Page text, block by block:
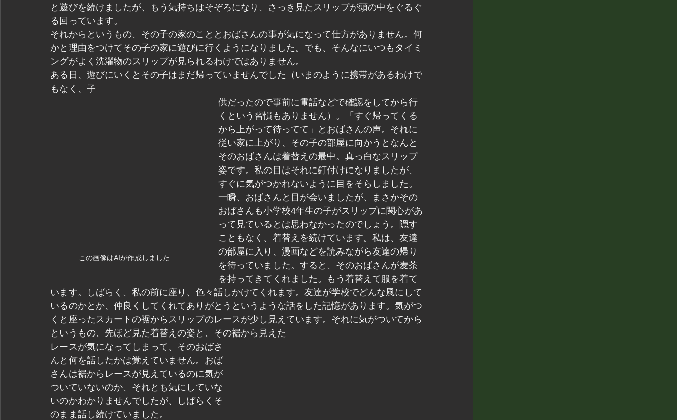
と遊びを続けましたが、もう気持ちはそぞろになり、さっき見たスリップが頭の中をぐるぐ
る回っています。
それからというもの、その子の家のこととおばさんの事が気になって仕方がありません。何
かと理由をつけてその子の家に遊びに行くようになりました。でも、そんなにいつもタイミ
ングがよく洗濯物のスリップが見られるわけではありません。
ある日、遊びにいくとその子はまだ帰っていませんでした（いまのように携帯があるわけで
もなく、子
この画像はAIが作成しました
供だったので事前に電話などで確認をしてから行
くという習慣もありません）。「すぐ帰ってくる
から上がって待ってて」とおばさんの声。それに
従い家に上がり、その子の部屋に向かうとなんと
そのおばさんは着替えの最中。真っ白なスリップ
姿です。私の目はそれに釘付けになりましたが、
すぐに気がつかれないように目をそらしました。
一瞬、おばさんと目が会いましたが、まさかその
おばさんも小学校4年生の子がスリップに関心があ
って見ているとは思わなかったのでしょう。隠す
こともなく、着替えを続けています。私は、友達
の部屋に入り、漫画などを読みながら友達の帰り
を待っていました。すると、そのおばさんが麦茶
を持ってきてくれました。もう着替えて服を着て
います。しばらく、私の前に座り、色々話しかけてくれます。友達が学校でどんな風にして
いるのかとか、仲良くしてくれてありがとうというような話をした記憶があります。気がつ
くと座ったスカートの裾からスリップのレースが少し見えています。それに気がついてから
というもの、先ほど見た着替えの姿と、その裾から見えた
レースが気になってしまって、そのおばさ
んと何を話したかは覚えていません。おば
さんは裾からレースが見えているのに気が
ついていないのか、それとも気にしていな
いのかわかりませんでしたが、しばらくそ
のまま話し続けていました。